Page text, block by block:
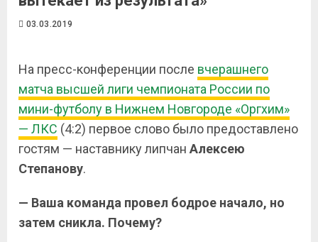
03.03.2019
На пресс-конференции после вчерашнего
матча высшей лиги чемпионата России по
мини-футболу в Нижнем Новгороде «Оргхим»
— ЛКС (4:2) первое слово было предоставлено
гостям — наставнику липчан Алексею
Степанову.
— Ваша команда провел бодрое начало, но
затем сникла. Почему?